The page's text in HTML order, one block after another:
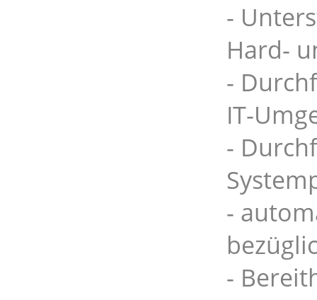
-
Hard-
-
IT-
-
-
-